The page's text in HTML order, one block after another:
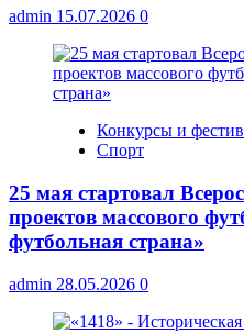
admin 15.07.2026 0
Конкурсы и
Спорт
25 мая стартовал
проектов массового
футбольная страна»
admin 28.05.2026 0